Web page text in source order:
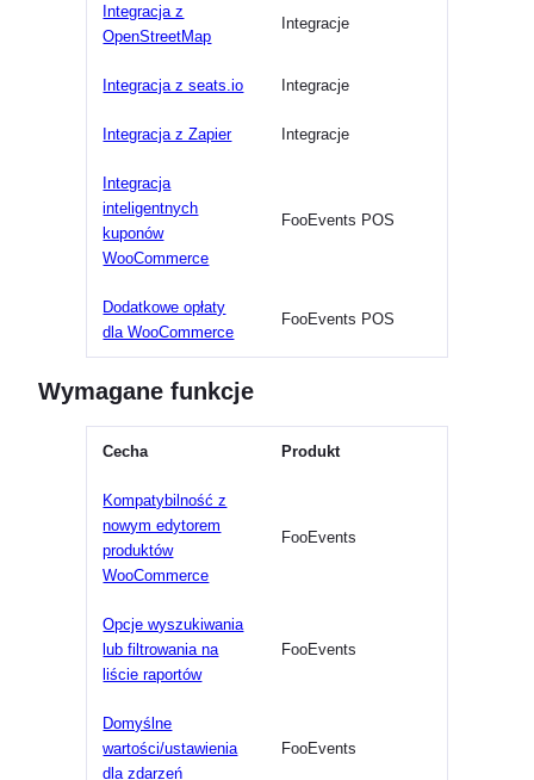
Integracja z
OpenStreetMap
Integracje
Integracja z seats.io Integracje
Integracja z Zapier Integracje
Integracja
inteligentnych
kuponów
WooCommerce
FooEvents POS
Dodatkowe opłaty
dla WooCommerce
FooEvents POS
Wymagane funkcje
Cecha Produkt
Kompatybilność z
nowym edytorem
produktów
WooCommerce
FooEvents
Opcje wyszukiwania
lub filtrowania na
liście raportów
FooEvents
Domyślne
wartości/ustawienia
dla zdarzeń
FooEvents